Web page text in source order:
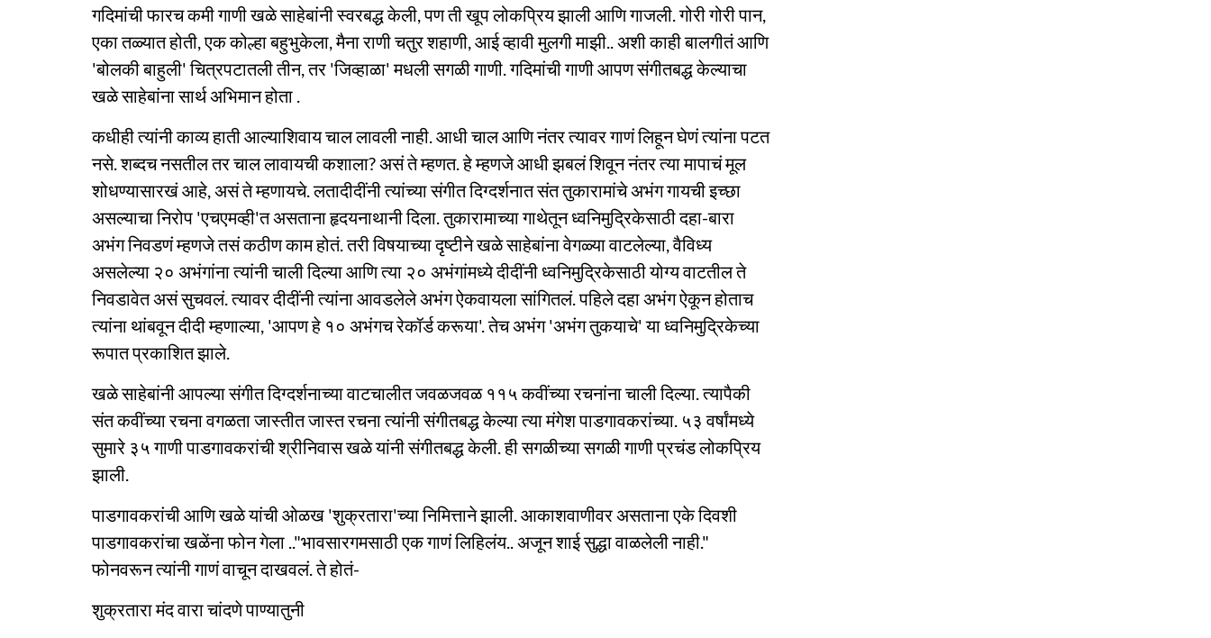
गदिमांची फारच कमी गाणी खळे साहेबांनी स्वरबद्ध केली, पण ती खूप लोकप्रिय झाली आणि गाजली. गोरी गोरी पान,
एका तळ्यात होती, एक कोल्हा बहुभुकेला, मैना राणी चतुर शहाणी, आई व्हावी मुलगी माझी.. अशी काही बालगीतं आणि
'बोलकी बाहुली' चित्रपटातली तीन, तर 'जिव्हाळा' मधली सगळी गाणी. गदिमांची गाणी आपण संगीतबद्ध केल्याचा
खळे साहेबांना सार्थ अभिमान होता .
कधीही त्यांनी काव्य हाती आल्याशिवाय चाल लावली नाही. आधी चाल आणि नंतर त्यावर गाणं लिहून घेणं त्यांना पटत
नसे. शब्दच नसतील तर चाल लावायची कशाला? असं ते म्हणत. हे म्हणजे आधी झबलं शिवून नंतर त्या मापाचं मूल
शोधण्यासारखं आहे, असं ते म्हणायचे. लतादीदींनी त्यांच्या संगीत दिग्दर्शनात संत तुकारामांचे अभंग गायची इच्छा
असल्याचा निरोप 'एचएमव्ही'त असताना हृदयनाथानी दिला. तुकारामाच्या गाथेतून ध्वनिमुद्रिकेसाठी दहा-बारा
अभंग निवडणं म्हणजे तसं कठीण काम होतं. तरी विषयाच्या दृष्टीने खळे साहेबांना वेगळ्या वाटलेल्या, वैविध्य
असलेल्या २० अभंगांना त्यांनी चाली दिल्या आणि त्या २० अभंगांमध्ये दीदींनी ध्वनिमुद्रिकेसाठी योग्य वाटतील ते
निवडावेत असं सुचवलं. त्यावर दीदींनी त्यांना आवडलेले अभंग ऐकवायला सांगितलं. पहिले दहा अभंग ऐकून होताच
त्यांना थांबवून दीदी म्हणाल्या, 'आपण हे १० अभंगच रेकॉर्ड करूया'. तेच अभंग 'अभंग तुकयाचे' या ध्वनिमुद्रिकेच्या
रूपात प्रकाशित झाले.
खळे साहेबांनी आपल्या संगीत दिग्दर्शनाच्या वाटचालीत जवळजवळ ११५ कवींच्या रचनांना चाली दिल्या. त्यापैकी
संत कवींच्या रचना वगळता जास्तीत जास्त रचना त्यांनी संगीतबद्ध केल्या त्या मंगेश पाडगावकरांच्या. ५३ वर्षांमध्ये
सुमारे ३५ गाणी पाडगावकरांची श्रीनिवास खळे यांनी संगीतबद्ध केली. ही सगळीच्या सगळी गाणी प्रचंड लोकप्रिय
झाली.
पाडगावकरांची आणि खळे यांची ओळख 'शुक्रतारा'च्या निमित्ताने झाली. आकाशवाणीवर असताना एके दिवशी
पाडगावकरांचा खळेंना फोन गेला .."भावसारगमसाठी एक गाणं लिहिलंय.. अजून शाई सुद्धा वाळलेली नाही."
फोनवरून त्यांनी गाणं वाचून दाखवलं. ते होतं-
शुक्रतारा मंद वारा चांदणे पाण्यातुनी